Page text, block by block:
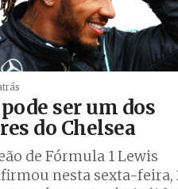
ser um dos
do Chelsea
de Fórmula 1 Lewis
nesta sexta-feira,